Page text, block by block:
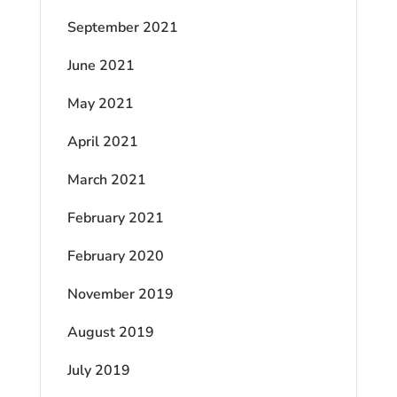
September 2021
June 2021
May 2021
April 2021
March 2021
February 2021
February 2020
November 2019
August 2019
July 2019